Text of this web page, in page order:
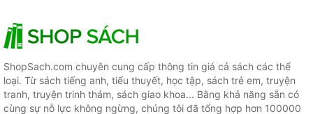
ShopSach.com chuyên cung cấp thông tin giá cả sách các thể
loại. Từ sách tiếng anh, tiểu thuyết, học tập, sách trẻ em, truyện
tranh, truyện trinh thám, sách giao khoa... Bằng khả năng sẵn có
cùng sự nỗ lực không ngừng, chúng tôi đã tổng hợp hơn 100000